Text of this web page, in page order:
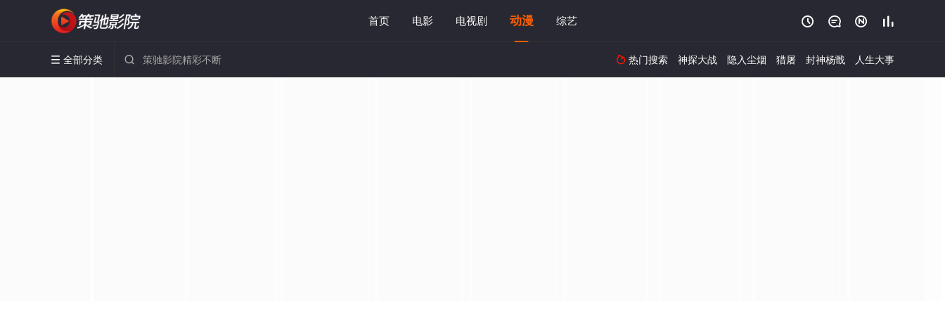
首页 电影 电视剧 动漫 综艺    
 全部分类   热门搜索 神探大战 隐入尘烟 猎屠 封神杨戬 人生大事